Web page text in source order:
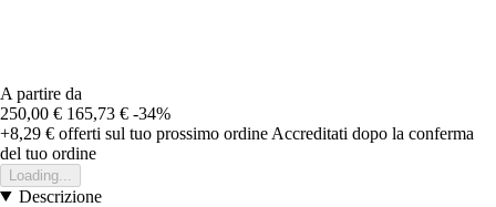
A partire da
250,00 € 165,73 € -34%
+8,29 € offerti sul tuo prossimo ordine Accreditati dopo la conferma
del tuo ordine
Loading...
Descrizione